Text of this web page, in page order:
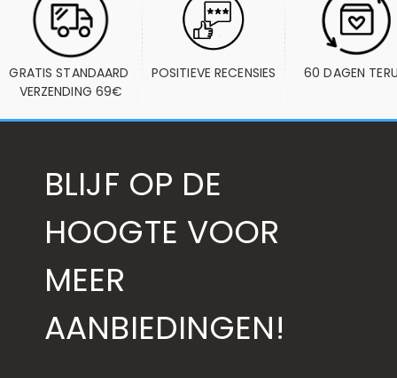
GRATIS STANDAARD
VERZENDING 69€
POSITIEVE RECENSIES 60 DAGEN
BLIJF OP DE
HOOGTE VOOR
MEER
AANBIEDINGEN!